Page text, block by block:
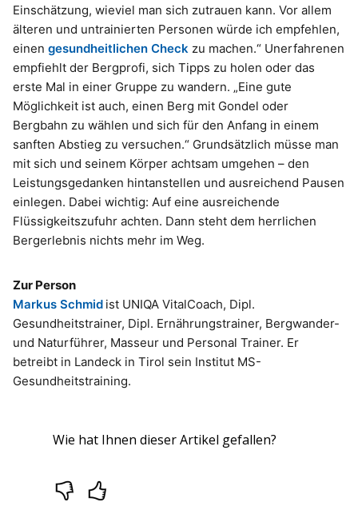
Einschätzung, wieviel man sich zutrauen kann. Vor allem
älteren und untrainierten Personen würde ich empfehlen,
einen gesundheitlichen Check zu machen.“ Unerfahrenen
empfiehlt der Bergprofi, sich Tipps zu holen oder das
erste Mal in einer Gruppe zu wandern. „Eine gute
Möglichkeit ist auch, einen Berg mit Gondel oder
Bergbahn zu wählen und sich für den Anfang in einem
sanften Abstieg zu versuchen.“ Grundsätzlich müsse man
mit sich und seinem Körper achtsam umgehen – den
Leistungsgedanken hintanstellen und ausreichend Pausen
einlegen. Dabei wichtig: Auf eine ausreichende
Flüssigkeitszufuhr achten. Dann steht dem herrlichen
Bergerlebnis nichts mehr im Weg.
Zur Person
Markus Schmid ist UNIQA VitalCoach, Dipl.
Gesundheitstrainer, Dipl. Ernährungstrainer, Bergwander-
und Naturführer, Masseur und Personal Trainer. Er
betreibt in Landeck in Tirol sein Institut MS-
Gesundheitstraining.